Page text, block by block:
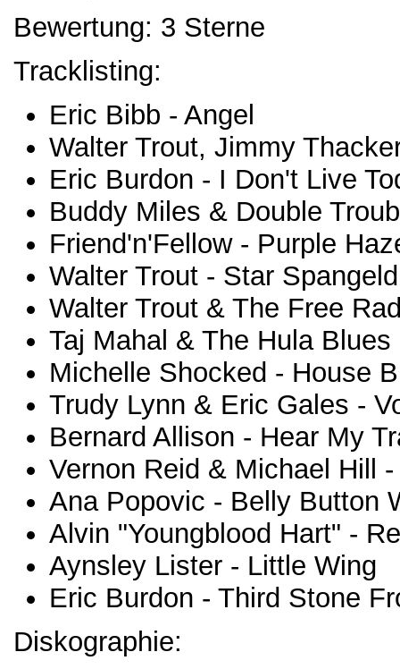
Bewertung: 3 Sterne
Tracklisting:
Eric Bibb - Angel
Walter Trout, Jimmy
Eric Burdon - I Don't Live
Buddy Miles & Double
Friend'n'Fellow - Purple
Walter Trout - Star
Walter Trout & The Free
Taj Mahal & The Hula
Michelle Shocked - House
Trudy Lynn & Eric Gales -
Bernard Allison - Hear My
Vernon Reid & Michael Hill
Ana Popovic - Belly Button
Alvin "Youngblood Hart" -
Aynsley Lister - Little Wing
Eric Burdon - Third Stone
Diskographie: